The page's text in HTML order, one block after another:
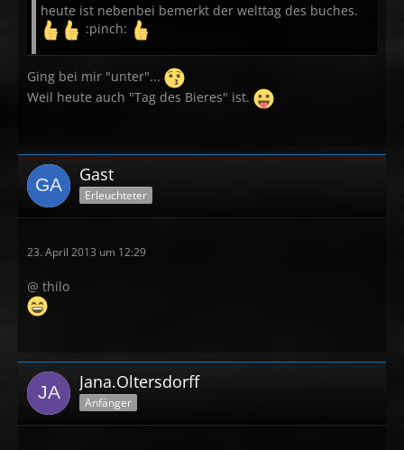
heute ist nebenbei bemerkt der welttag des buches.
:pinch:
Ging bei mir "unter"...
Weil heute auch "Tag des Bieres" ist.
Gast
Erleuchteter
23. April 2013 um 12:29
@ thilo
Jana.Oltersdorff
Anfänger